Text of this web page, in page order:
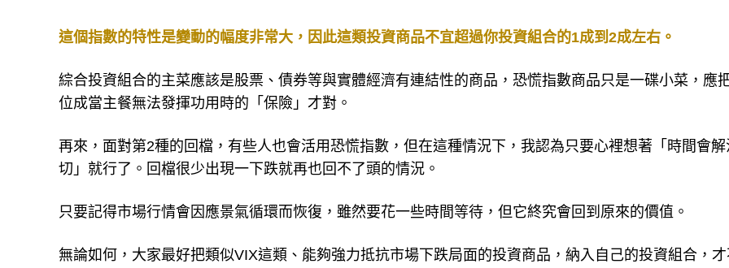
這個指數的特性是變動的幅度非常大，因此這類投資商品不宜超過你投資組合的1成到2成左右。
綜合投資組合的主菜應該是股票、債券等與實體經濟有連結性的商品，恐慌指數商品只是一碟小菜，應
位成當主餐無法發揮功用時的「保險」才對。
再來，面對第2種的回檔，有些人也會活用恐慌指數，但在這種情況下，我認為只要心裡想著「時間會解
切」就行了。回檔很少出現一下跌就再也回不了頭的情況。
只要記得市場行情會因應景氣循環而恢復，雖然要花一些時間等待，但它終究會回到原來的價值。
無論如何，大家最好把類似VIX這類、能夠強力抵抗市場下跌局面的投資商品，納入自己的投資組合，